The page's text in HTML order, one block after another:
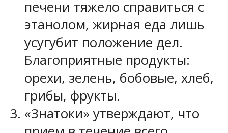
печени тяжело справиться с
этанолом, жирная еда лишь
усугубит положение дел.
Благоприятные продукты:
орехи, зелень, бобовые, хлеб,
грибы, фрукты.
«Знатоки» утверждают, что